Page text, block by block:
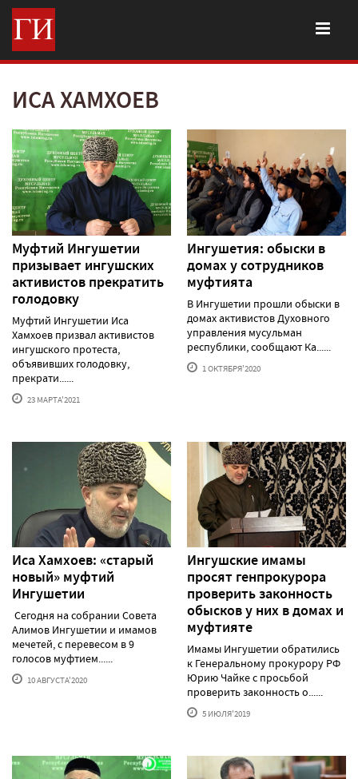
ИСА ХАМХОЕВ
Муфтий Ингушетии
призывает ингушских
активистов прекратить
голодовку
Муфтий Ингушетии Иса
Хамхоев призвал активистов
ингушского протеста,
объявивших голодовку,
прекрати......
23 МАРТА'2021
Ингушетия: обыски в
домах у сотрудников
муфтията
В Ингушетии прошли обыски в
домах активистов Духовного
управления мусульман
республики, сообщают Ка......
1 ОКТЯБРЯ'2020
Иса Хамхоев: «старый
новый» муфтий
Ингушетии
Сегодня на собрании Совета
Алимов Ингушетии и имамов
мечетей, с перевесом в 9
голосов муфтием......
10 АВГУСТА'2020
Ингушские имамы
просят генпрокурора
проверить законность
обысков у них в домах и
муфтияте
Имамы Ингушетии обратились
к Генеральному прокурору РФ
Юрию Чайке с просьбой
проверить законность о......
5 ИЮЛЯ'2019